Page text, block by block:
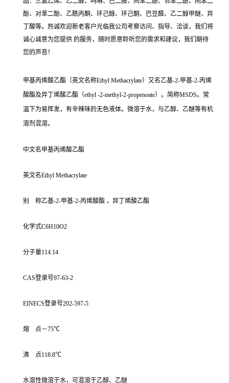
酚、对苯二酚、乙酰丙酮、环己醇、环己酮、巴豆醛、乙二醇甲醚、异
丁酸等。热诚欢迎新老客户光临我公司考察访问、指导、洽谈，我们将
诚心诚意为您提供 的服务，随时愿意聆听您的需求和建议，我们期待
您的声音！
甲基丙烯酸乙酯（英文名称Ethyl Methacrylate）又名乙基-2-甲基-2-丙烯
酸酯及异丁烯酸乙酯（ethyl -2-methyl-2-propenoate）。简称MSDS。常
温下为易挥发，有辛辣味的无色液体。微溶于水，与乙醇、乙醚等有机
溶剂混溶。
中文名甲基丙烯酸乙酯
英文名Ethyl Methacrylate
别 称乙基-2-甲基-2-丙烯酸酯 ，异丁烯酸乙酯
化学式C6H10O2
分子量114.14
CAS登录号97-63-2
EINECS登录号202-597-5
熔 点－75℃
沸 点118.8℃
水溶性微溶于水，可混溶于乙醇、乙醚